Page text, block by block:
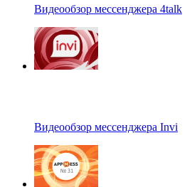
Видеообзор мессенджера 4talk
Видеообзор мессенджера Invi